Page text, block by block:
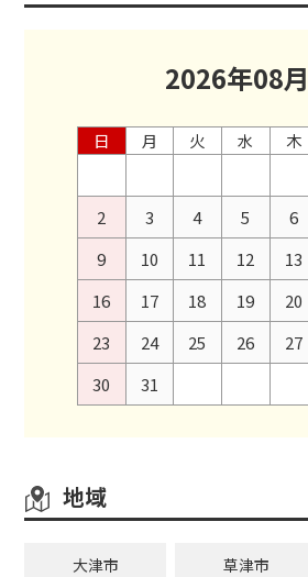
2026年08月
日 月 火 水 木
2
3 4 5 6
9
10 11 12 13
16
17 18 19 20
23
24 25 26 27
30
31
地域
大津市 草津市